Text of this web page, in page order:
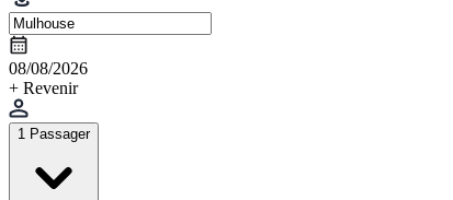
08/08/2026
+ Revenir
1 Passager